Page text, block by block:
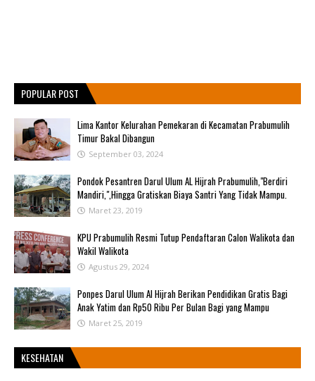
POPULAR POST
Lima Kantor Kelurahan Pemekaran di Kecamatan Prabumulih
Timur Bakal Dibangun
September 03, 2024
Pondok Pesantren Darul Ulum AL Hijrah Prabumulih,"Berdiri
Mandiri,",Hingga Gratiskan Biaya Santri Yang Tidak Mampu.
Maret 23, 2019
KPU Prabumulih Resmi Tutup Pendaftaran Calon Walikota dan
Wakil Walikota
Agustus 29, 2024
Ponpes Darul Ulum Al Hijrah Berikan Pendidikan Gratis Bagi
Anak Yatim dan Rp50 Ribu Per Bulan Bagi yang Mampu
Maret 25, 2019
KESEHATAN